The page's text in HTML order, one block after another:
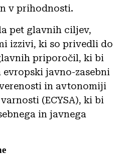
v prihodnosti.
pet glavnih ciljev,
izzivi, ki so privedli do
priporočil, ki bi
javno-zasebni
in avtonomiji
(ECYSA), ki bi
in javnega